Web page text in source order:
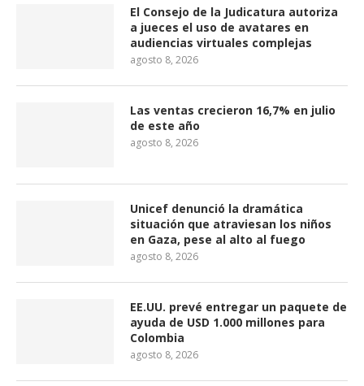
El Consejo de la Judicatura autoriza
a jueces el uso de avatares en
audiencias virtuales complejas
agosto 8, 2026
Las ventas crecieron 16,7% en julio
de este año
agosto 8, 2026
Unicef denunció la dramática
situación que atraviesan los niños
en Gaza, pese al alto al fuego
agosto 8, 2026
EE.UU. prevé entregar un paquete de
ayuda de USD 1.000 millones para
Colombia
agosto 8, 2026